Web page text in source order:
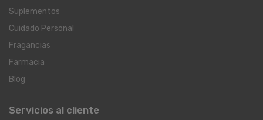
Suplementos
Cuidado Personal
Fragancias
Farmacia
Blog
Servicios al cliente